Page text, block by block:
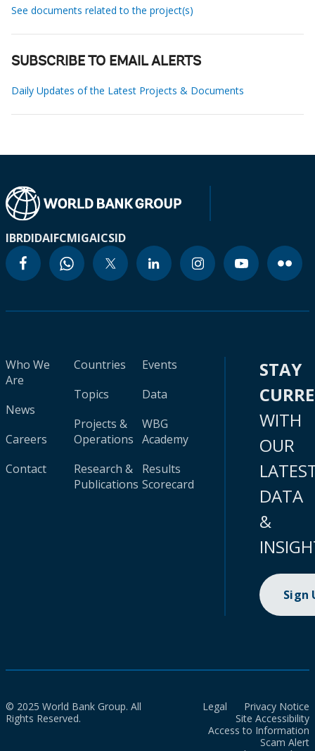
See documents related to the project(s)
SUBSCRIBE TO EMAIL ALERTS
Daily Updates of the Latest Projects & Documents
IBRDIDAIFCMIGAICSID
Who We
Are
News
Careers
Contact
Countries
Topics
Projects &
Operations
Research &
Publications
Events
Data
WBG
Academy
Results
Scorecard
STAY
WITH
OUR
DATA
&
Sign
© 2025 World Bank Group. All
Rights Reserved.
Legal
Privacy Notice
Site Accessibility
Access to Information
Scam Alert